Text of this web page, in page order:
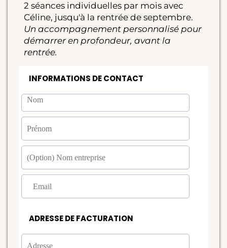
2 séances individuelles par mois avec
Céline, jusqu'à la rentrée de septembre.
Un accompagnement personnalisé pour
démarrer en profondeur, avant la
rentrée.
INFORMATIONS DE CONTACT
ADRESSE DE FACTURATION